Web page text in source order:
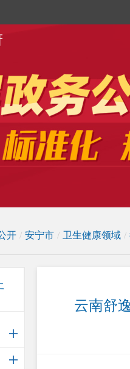
开 / 安宁市 / 卫生健康领域 /
云南舒